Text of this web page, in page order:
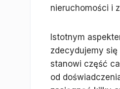
nieruchomości i
Istotnym
zdecydujemy
stanowi część
od